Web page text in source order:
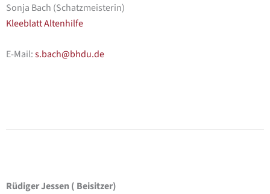
Sonja Bach (Schatzmeisterin)
Kleeblatt Altenhilfe
E-Mail:s.bach@bhdu.de
Rüdiger Jessen ( Beisitzer)